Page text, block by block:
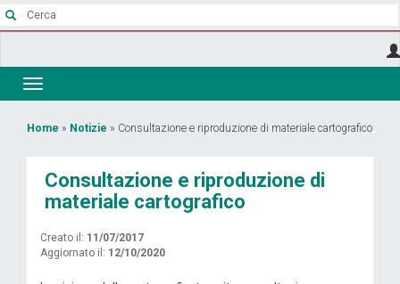
Salta
Toggle
navigation
Tu
qui
Home » Notizie » Consultazione e riproduzione di materiale cartografico
Consultazione e riproduzione di
materiale cartografico
Creato il: 11/07/2017
Aggiornato il: 12/10/2020